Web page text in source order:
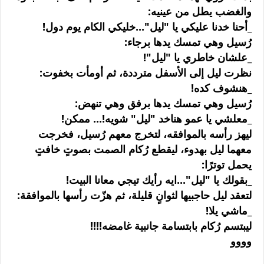
والغضب يطل من عينيه:
_أحنا خدنا عليكي يا "ليل"...خليكي الكام يوم دول!
رُسيل وهي تمسك يدها برجاء:
_علشان خاطري يا "ليل"!
نظرت ليل إلى الأسفل مترددة، ثم أومأت بخفوت:
_هنشوف كده!
رُسيل وهي تمسك يدها برفق وهي تنهض:
_معلشي يا عمو هناخد "ليل" شويه!... ممكن!
ليهز رأسه بالموافقه، لتخرج معهم رُسيل، فخرجت
معهما ليل بهدوء، ليقطع رُكام الصمت بصوتٍ خافتٍ
يحمل توترًا:
_بقولك يا "ليل"...ايه رأيك تيجي معانا البيت!
لتعقد ليل حاجبيها لثوانٍ قليلة، ثم هزّت رأسها بالموافقة:
_ماشي يلا!
ليبتسم رُكام بابتسامة جانبية غامضه!!!!
وووو